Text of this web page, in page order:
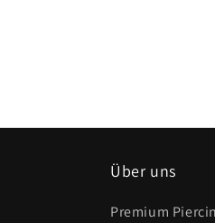
Über uns
Premium